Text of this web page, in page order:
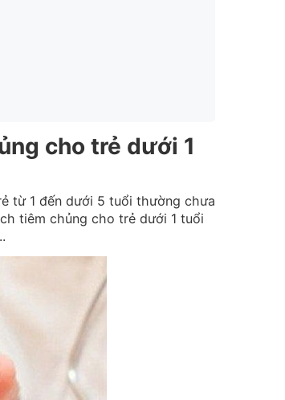
cho trẻ dưới 1
từ 1 đến dưới 5 tuổi thường chưa
tiêm chủng cho trẻ dưới 1 tuổi